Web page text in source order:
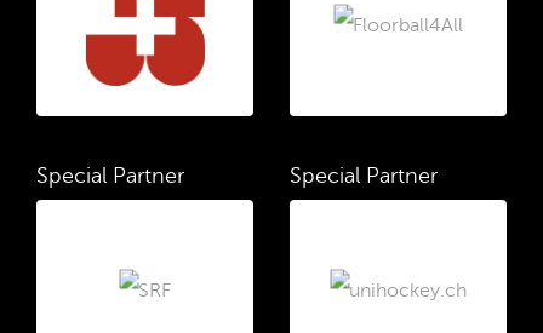
Special Partner Special Partner